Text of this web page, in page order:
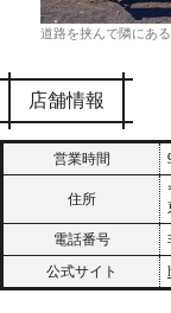
道路を挟んで隣にあ
店舗情報
営業時間
住所
電話番号
公式サイト